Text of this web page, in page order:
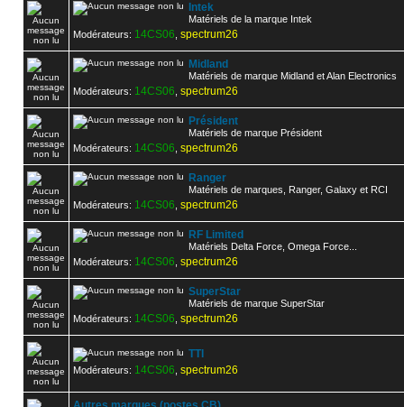
Intek
Matériels de la marque Intek
Modérateurs: 14CS06 spectrum26
Midland
Matériels de marque Midland et Alan Electronics
Modérateurs: 14CS06 spectrum26
Président
Matériels de marque Président
Modérateurs: 14CS06 spectrum26
Ranger
Matériels de marques, Ranger, Galaxy et RCI
Modérateurs: 14CS06 spectrum26
RF Limited
Matériels Delta Force, Omega Force...
Modérateurs: 14CS06 spectrum26
SuperStar
Matériels de marque SuperStar
Modérateurs: 14CS06 spectrum26
TTI
Modérateurs: 14CS06 spectrum26